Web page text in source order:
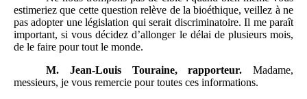
estimeriez que cette question relève de la bioéthique, veillez à ne
pas adopter une législation qui serait discriminatoire. Il me paraît
important, si vous décidez d’allonger le délai de plusieurs mois,
de le faire pour tout le monde.
M.
Jean-Louis Touraine, rapporteur. Madame,
messieurs, je vous remercie pour toutes ces informations.